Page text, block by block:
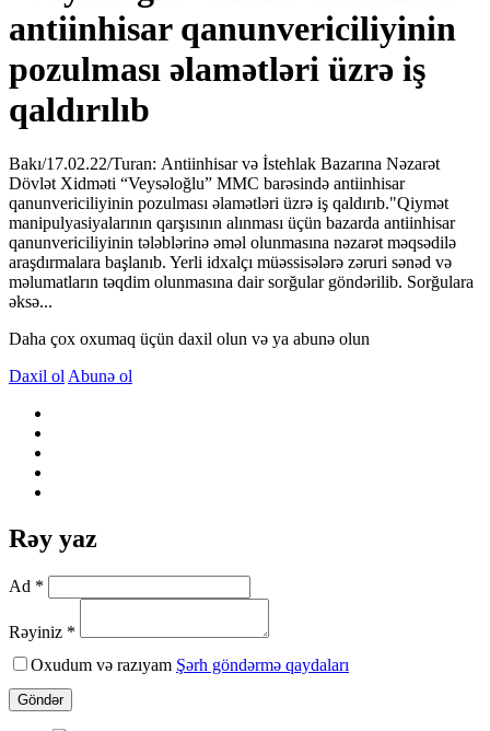
antiinhisar qanunvericiliyinin
pozulması əlamətləri üzrə iş
qaldırılıb
Bakı/17.02.22/Turan: Antiinhisar və İstehlak Bazarına Nəzarət
Dövlət Xidməti “Veysəloğlu” MMC barəsində antiinhisar
qanunvericiliyinin pozulması əlamətləri üzrə iş qaldırıb."Qiymət
manipulyasiyalarının qarşısının alınması üçün bazarda antiinhisar
qanunvericiliyinin tələblərinə əməl olunmasına nəzarət məqsədilə
araşdırmalara başlanıb. Yerli idxalçı müəssisələrə zəruri sənəd və
məlumatların təqdim olunmasına dair sorğular göndərilib. Sorğulara
əksə...
Daha çox oxumaq üçün daxil olun və ya abunə olun
Daxil ol Abunə ol
Rəy yaz
Ad *
Rəyiniz *
Oxudum və razıyam Şərh göndərmə qaydaları
Göndər